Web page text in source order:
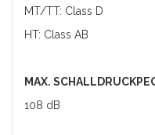
MT/TT: Class D
HT: Class AB
MAX.
108 dB